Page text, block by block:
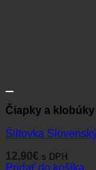
Čiapky a klobúky
Šiltovka
12,90€ s DPH